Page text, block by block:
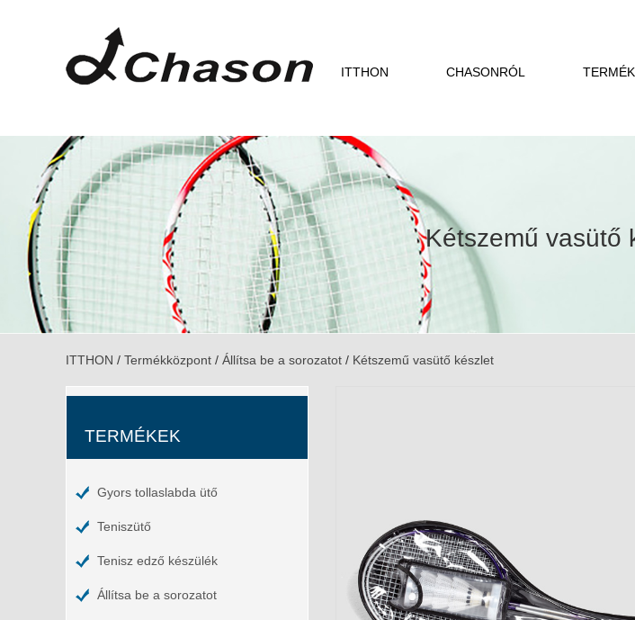
ITTHON CHASONRÓL
Kétszemű vasütő
ITTHON / Termékközpont / Állítsa be a sorozatot / Kétszemű vasütő készlet
TERMÉKEK
Gyors tollaslabda ütő
Teniszütő
Tenisz edző készülék
Állítsa be a sorozatot